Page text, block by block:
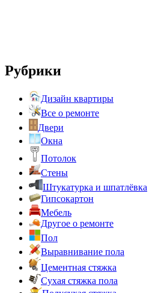
Рубрики
Дизайн квартиры
Все о ремонте
Двери
Окна
Потолок
Стены
Штукатурка и шпатлёвка
Гипсокартон
Мебель
Другое о ремонте
Пол
Выравнивание пола
Цементная стяжка
Сухая стяжка пола